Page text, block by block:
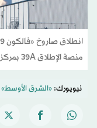
منصة الإطلاق 39A بمركز كيندي للفضاء (أرشيفية-أ.ب)
نيويورك:«الشرق الأوسط»